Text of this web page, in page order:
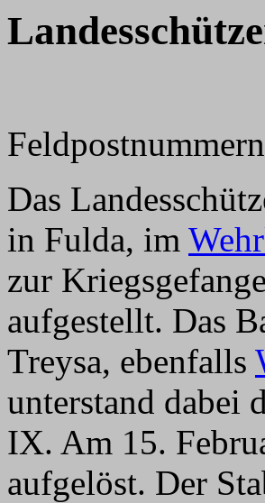
Das
in Fulda, im
zur
aufgestellt. Das
Treysa, ebenfalls
unterstand dabei
IX. Am 15.
aufgelöst. Der